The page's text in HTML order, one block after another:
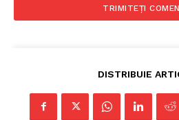
DISTRIBUIE